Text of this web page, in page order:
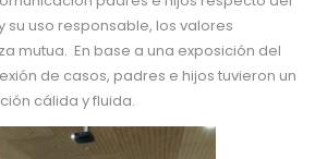
uso responsable, los valores
mutua. En base a una exposición del
de casos, padres e hijos tuvieron un
cálida y fluida.